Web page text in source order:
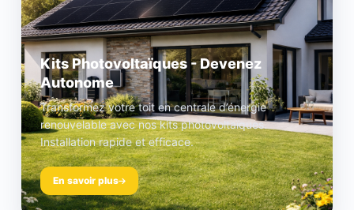
Kits Photovoltaïques - Devenez
Autonome
Transformez votre toit en centrale d’énergie
renouvelable avec nos kits photovoltaïques.
Installation rapide et efficace.
En savoir plus